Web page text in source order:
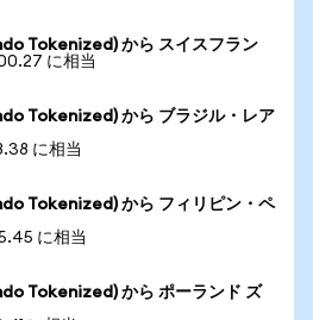
Tokenized) から スイスフラン
に相当
Tokenized) から ブラジル・レア
に相当
Tokenized) から フィリピン・ペ
に相当
Tokenized) から ポーランド ズ